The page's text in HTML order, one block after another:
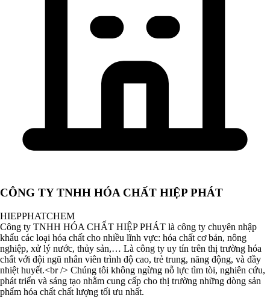
CÔNG TY TNHH HÓA CHẤT HIỆP PHÁT
HIEPPHATCHEM
Công ty TNHH HÓA CHẤT HIỆP PHÁT là công ty chuyên nhập
khẩu các loại hóa chất cho nhiều lĩnh vực: hóa chất cơ bản, nông
nghiệp, xử lý nước, thủy sản,… Là công ty uy tín trên thị trường hóa
chất với đội ngũ nhân viên trình độ cao, trẻ trung, năng động, và đầy
nhiệt huyết.<br /> Chúng tôi không ngừng nỗ lực tìm tòi, nghiên cứu,
phát triển và sáng tạo nhằm cung cấp cho thị trường những dòng sản
phẩm hóa chất chất lượng tối ưu nhất.